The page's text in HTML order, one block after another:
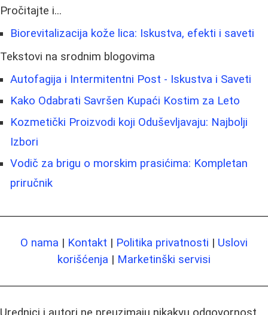
Pročitajte i...
Biorevitalizacija kože lica: Iskustva, efekti i saveti
Tekstovi na srodnim blogovima
Autofagija i Intermitentni Post - Iskustva i Saveti
Kako Odabrati Savršen Kupaći Kostim za Leto
Kozmetički Proizvodi koji Oduševljavaju: Najbolji
Izbori
Vodič za brigu o morskim prasićima: Kompletan
priručnik
O nama | Kontakt | Politika privatnosti | Uslovi
korišćenja | Marketinški servisi